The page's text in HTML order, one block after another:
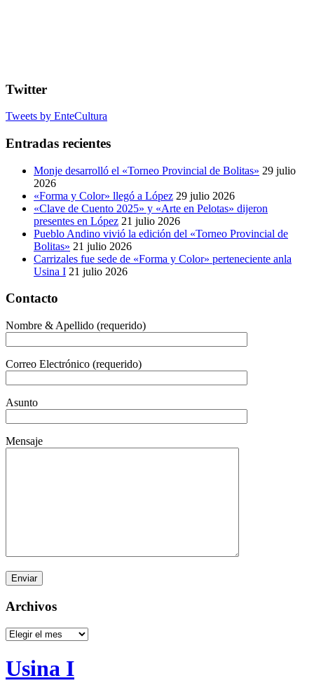
Twitter
Tweets by EnteCultura
Entradas recientes
Monje desarrolló el «Torneo Provincial de Bolitas» 29 julio
2026
«Forma y Color» llegó a López 29 julio 2026
«Clave de Cuento 2025» y «Arte en Pelotas» dijeron
presentes en López 21 julio 2026
Pueblo Andino vivió la edición del «Torneo Provincial de
Bolitas» 21 julio 2026
Carrizales fue sede de «Forma y Color» perteneciente anla
Usina I 21 julio 2026
Contacto
Nombre & Apellido (requerido)
Correo Electrónico (requerido)
Asunto
Mensaje
Archivos
Archivos
Usina I